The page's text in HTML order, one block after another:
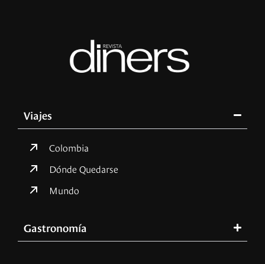
Viajes
Colombia
Dónde Quedarse
Mundo
Gastronomía